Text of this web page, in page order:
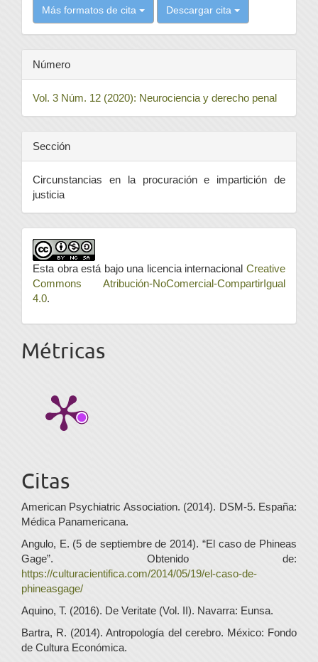
Más formatos de cita Descargar cita
Número
Vol. 3 Núm. 12 (2020): Neurociencia y derecho penal
Sección
Circunstancias en la procuración e impartición de
justicia
Esta obra está bajo una licencia internacional Creative
Commons Atribución-NoComercial-CompartirIgual
4.0.
Métricas
Citas
American Psychiatric Association. (2014). DSM-5. España:
Médica Panamericana.
Angulo, E. (5 de septiembre de 2014). “El caso de Phineas
Gage”. Obtenido de:
https://culturacientifica.com/2014/05/19/el-caso-de-
phineasgage/
Aquino, T. (2016). De Veritate (Vol. II). Navarra: Eunsa.
Bartra, R. (2014). Antropología del cerebro. México: Fondo
de Cultura Económica.